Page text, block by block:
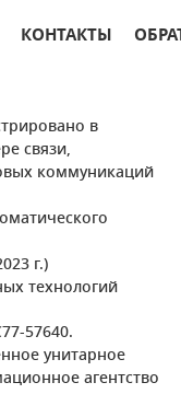
КОНТАКТЫ
в
связи,
коммуникаций
г.)
технологий
57640.
унитарное
агентство